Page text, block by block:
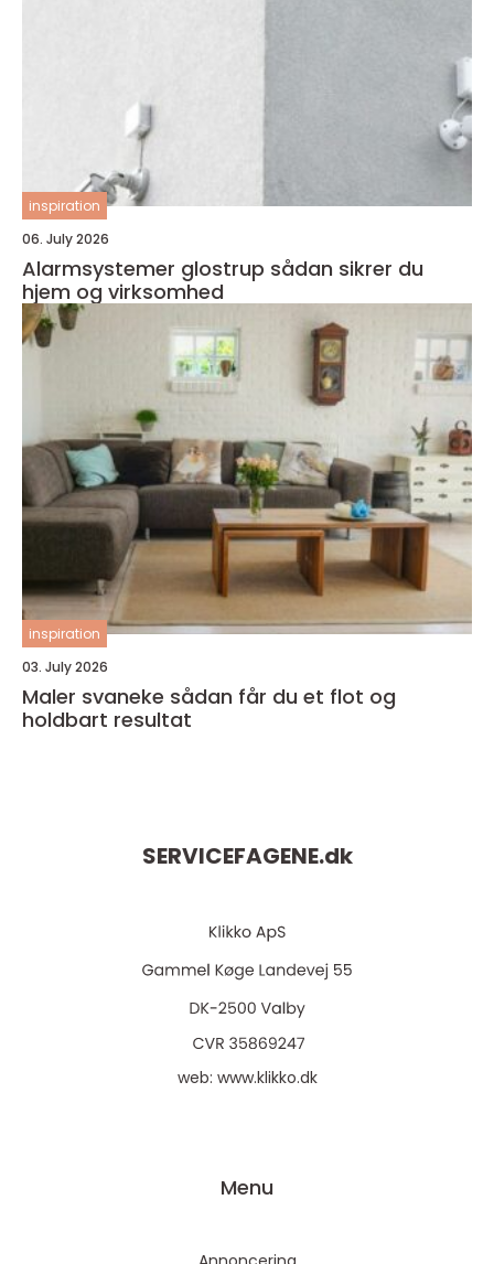
inspiration
06. July 2026
Alarmsystemer glostrup sådan sikrer du
hjem og virksomhed
inspiration
03. July 2026
Maler svaneke sådan får du et flot og
holdbart resultat
SERVICEFAGENE.dk
web: www.klikko.dk
Menu